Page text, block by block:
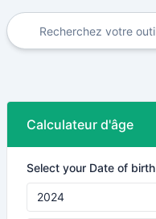
Calculateur d'âge
Select your Date of birth